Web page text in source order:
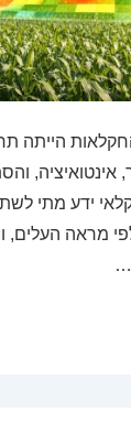
הייתה
אינטואיציה,
ידע מתי
מראה העלים,
…